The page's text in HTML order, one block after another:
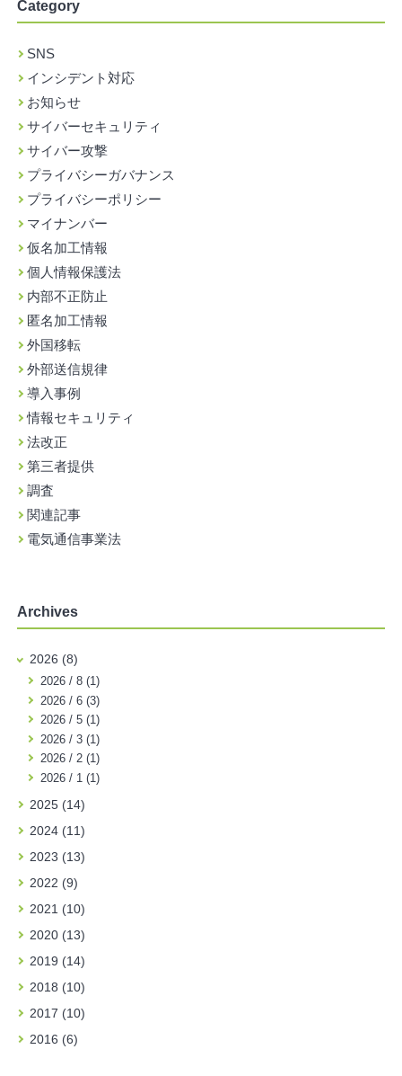
Category
SNS
インシデント対応
お知らせ
サイバーセキュリティ
サイバー攻撃
プライバシーガバナンス
プライバシーポリシー
マイナンバー
仮名加工情報
個人情報保護法
内部不正防止
匿名加工情報
外国移転
外部送信規律
導入事例
情報セキュリティ
法改正
第三者提供
調査
関連記事
電気通信事業法
Archives
2026 (8)
2026 / 8 (1)
2026 / 6 (3)
2026 / 5 (1)
2026 / 3 (1)
2026 / 2 (1)
2026 / 1 (1)
2025 (14)
2024 (11)
2023 (13)
2022 (9)
2021 (10)
2020 (13)
2019 (14)
2018 (10)
2017 (10)
2016 (6)